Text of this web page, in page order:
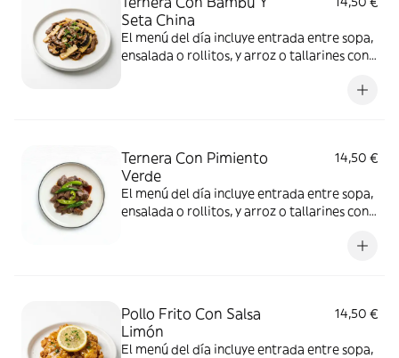
Seta China
El menú del día incluye entrada entre sopa,
ensalada o rollitos, y arroz o tallarines con
Ternera Con Pimiento
Verde
14,50 €
El menú del día incluye entrada entre sopa,
ensalada o rollitos, y arroz o tallarines con
Pollo Frito Con Salsa
Limón
14,50 €
El menú del día incluye entrada entre sopa,